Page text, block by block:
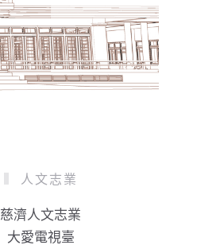
人文志業
慈濟人文志業
大愛電視臺